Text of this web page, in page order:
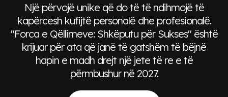
Një përvojë unike që do të të ndihmojë të
kapërcesh kufijtë personalë dhe profesionalë.
"Forca e Qëllimeve: Shkëputu për Sukses" është
krijuar për ata që janë të gatshëm të bëjnë
hapin e madh drejt një jete të re e të
përmbushur në 2027.